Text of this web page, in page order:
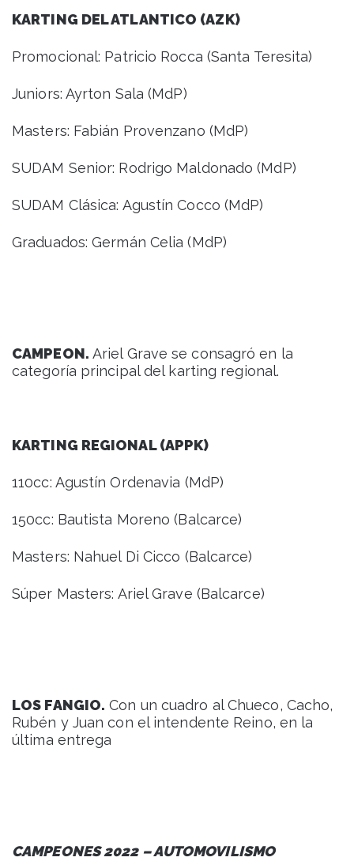
KARTING DEL ATLANTICO (AZK)
Promocional: Patricio Rocca (Santa Teresita)
Juniors: Ayrton Sala (MdP)
Masters: Fabián Provenzano (MdP)
SUDAM Senior: Rodrigo Maldonado (MdP)
SUDAM Clásica: Agustín Cocco (MdP)
Graduados: Germán Celia (MdP)
CAMPEON. Ariel Grave se consagró en la
categoría principal del karting regional.
KARTING REGIONAL (APPK)
110cc: Agustín Ordenavia (MdP)
150cc: Bautista Moreno (Balcarce)
Masters: Nahuel Di Cicco (Balcarce)
Súper Masters: Ariel Grave (Balcarce)
LOS FANGIO. Con un cuadro al Chueco, Cacho,
Rubén y Juan con el intendente Reino, en la
última entrega
CAMPEONES 2022 – AUTOMOVILISMO